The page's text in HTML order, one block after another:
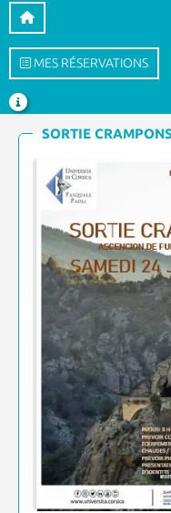
MES RÉSERVATIONS
SORTIE CRAMPONS